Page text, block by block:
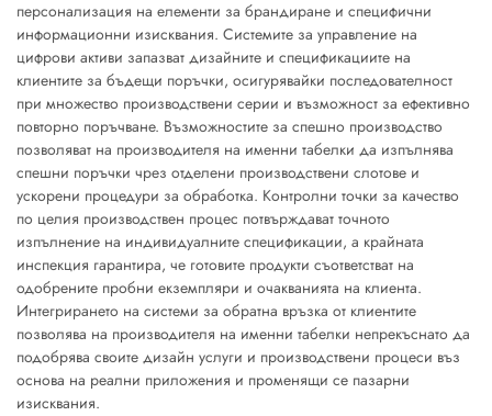
персонализация на елементи за брандиране и специфични
информационни изисквания. Системите за управление на
цифрови активи запазват дизайните и спецификациите на
клиентите за бъдещи поръчки, осигурявайки последователност
при множество производствени серии и възможност за ефективно
повторно поръчване. Възможностите за спешно производство
позволяват на производителя на именни табелки да изпълнява
спешни поръчки чрез отделени производствени слотове и
ускорени процедури за обработка. Контролни точки за качество
по целия производствен процес потвърждават точното
изпълнение на индивидуалните спецификации, а крайната
инспекция гарантира, че готовите продукти съответстват на
одобрените пробни екземпляри и очакванията на клиента.
Интегрирането на системи за обратна връзка от клиентите
позволява на производителя на именни табелки непрекъснато да
подобрява своите дизайн услуги и производствени процеси въз
основа на реални приложения и променящи се пазарни
изисквания.